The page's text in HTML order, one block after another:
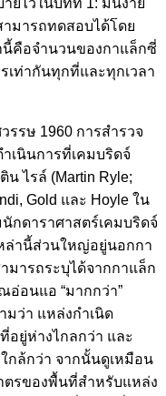
ยไว้ในบทที่ 1: มันง่าย
ามารถทดสอบได้โดย
นี้คือจำนวนของกาแล็กซี่
เท่ากันทุกที่และทุกเวลา
รรษ 1960 การสำรวจ
เนินการที่เคมบริดจ์
ไรล์ (Martin Ryle;
Gold และ Hoyle ใน
กดาราศาสตร์เคมบริดจ์
ล่านี้ส่วนใหญ่อยู่นอกกา
มารถระบุได้จากกาแล็ก
อนแอ “มากกว่า”
ว่า แหล่งกำเนิด
ยู่ห่างไกลกว่า และ
ล้กว่า จากนั้นดูเหมือน
ตรของพื้นที่สำหรับแหล่ง